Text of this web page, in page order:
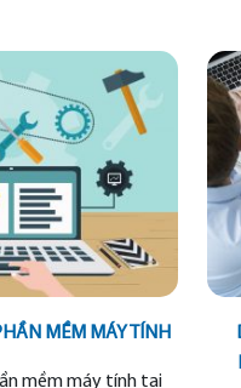
MỀM MÁY TÍNH
mềm máy tính tại